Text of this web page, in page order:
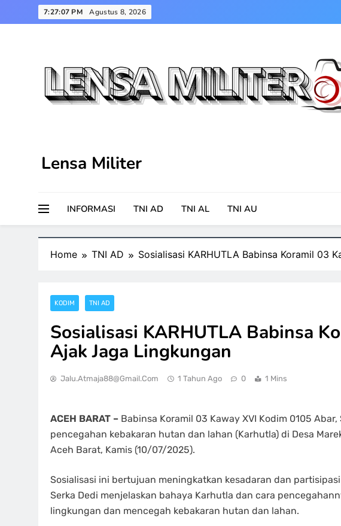
to
7:27:08 PM Agustus 8, 2026
Lensa Militer
INFORMASI TNI AD TNI AL TNI AU
Home TNI AD Sosialisasi KARHUTLA Babinsa Koramil 03
KODIM TNI AD
Sosialisasi KARHUTLA Babinsa
Ajak Jaga Lingkungan
Jalu.atmaja88@gmail.com 1 Tahun Ago 0 1 Mins
ACEH BARAT – Babinsa Koramil 03 Kaway XVI Kodim 0105
pencegahan kebakaran hutan dan lahan (Karhutla) di Desa
Aceh Barat, Kamis (10/07/2025).
Sosialisasi ini bertujuan meningkatkan kesadaran dan
Serka Dedi menjelaskan bahaya Karhutla dan cara
lingkungan dan mencegah kebakaran hutan dan lahan.